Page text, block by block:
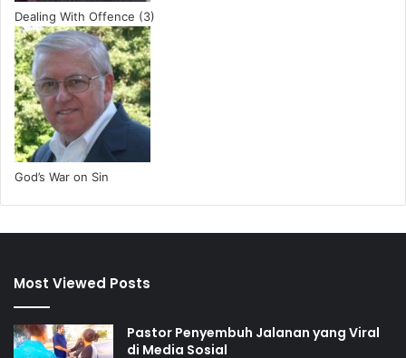
Dealing With Offence (3)
God’s War on Sin
Most Viewed Posts
Pastor Penyembuh Jalanan yang Viral
di Media Sosial